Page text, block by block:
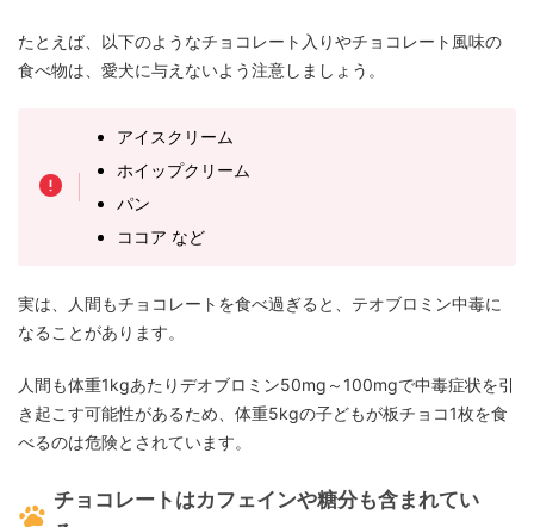
たとえば、以下のようなチョコレート入りやチョコレート風味の
食べ物は、愛犬に与えないよう注意しましょう。
アイスクリーム
ホイップクリーム
パン
ココア など
実は、人間もチョコレートを食べ過ぎると、テオブロミン中毒に
なることがあります。
人間も体重1kgあたりデオブロミン50mg～100mgで中毒症状を引
き起こす可能性があるため、体重5kgの子どもが板チョコ1枚を食
べるのは危険とされています。
チョコレートはカフェインや糖分も含まれてい